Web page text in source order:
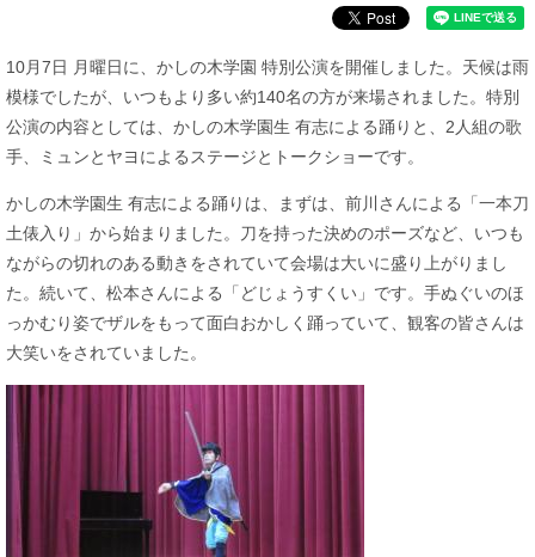
10月7日 月曜日に、かしの木学園 特別公演を開催しました。天候は雨
模様でしたが、いつもより多い約140名の方が来場されました。特別
公演の内容としては、かしの木学園生 有志による踊りと、2人組の歌
手、ミュンとヤヨによるステージとトークショーです。
かしの木学園生 有志による踊りは、まずは、前川さんによる「一本刀
土俵入り」から始まりました。刀を持った決めのポーズなど、いつも
ながらの切れのある動きをされていて会場は大いに盛り上がりまし
た。続いて、松本さんによる「どじょうすくい」です。手ぬぐいのほ
っかむり姿でザルをもって面白おかしく踊っていて、観客の皆さんは
大笑いをされていました。